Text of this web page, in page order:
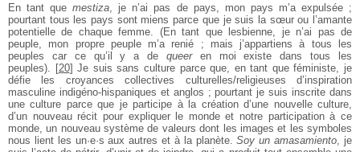
En tant quemestiza , je n’ai pas de pays, mon pays m’a expulsée ;
pourtant tous les pays sont miens parce que je suis la sœur ou l’amante
potentielle de chaque femme. (En tant que lesbienne, je n’ai pas de
peuple, mon propre peuple m’a renié ; mais j’appartiens à tous les
peuples car ce qu’il y a de queeren moi existe dans tous les
peuples).
[20] Je suis sans culture parce que, en tant que féministe, je
défie les croyances collectives culturelles/religieuses d’inspiration
masculine indigéno-hispaniques et anglos ; pourtant je suis inscrite dans
une culture parce que je participe à la création d’une nouvelle culture,
d’un nouveau récit pour expliquer le monde et notre participation à ce
monde, un nouveau système de valeurs dont les images et les symboles
nous lient les un·e·s aux autres et à la planète.Soy un amasamiento , je